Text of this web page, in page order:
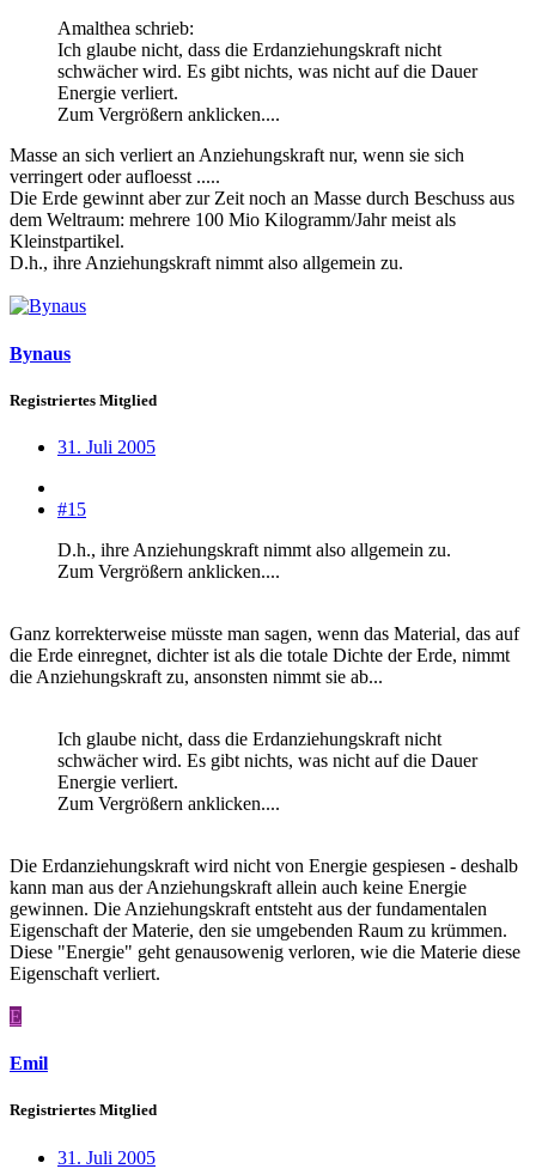
Amalthea schrieb:
Ich glaube nicht, dass die Erdanziehungskraft nicht
schwächer wird. Es gibt nichts, was nicht auf die Dauer
Energie verliert.
Zum Vergrößern anklicken....
Masse an sich verliert an Anziehungskraft nur, wenn sie sich
verringert oder aufloesst .....
Die Erde gewinnt aber zur Zeit noch an Masse durch Beschuss aus
dem Weltraum: mehrere 100 Mio Kilogramm/Jahr meist als
Kleinstpartikel.
D.h., ihre Anziehungskraft nimmt also allgemein zu.
Bynaus
Registriertes Mitglied
31. Juli 2005
#15
D.h., ihre Anziehungskraft nimmt also allgemein zu.
Zum Vergrößern anklicken....
Ganz korrekterweise müsste man sagen, wenn das Material, das auf
die Erde einregnet, dichter ist als die totale Dichte der Erde, nimmt
die Anziehungskraft zu, ansonsten nimmt sie ab...
Ich glaube nicht, dass die Erdanziehungskraft nicht
schwächer wird. Es gibt nichts, was nicht auf die Dauer
Energie verliert.
Zum Vergrößern anklicken....
Die Erdanziehungskraft wird nicht von Energie gespiesen - deshalb
kann man aus der Anziehungskraft allein auch keine Energie
gewinnen. Die Anziehungskraft entsteht aus der fundamentalen
Eigenschaft der Materie, den sie umgebenden Raum zu krümmen.
Diese "Energie" geht genausowenig verloren, wie die Materie diese
Eigenschaft verliert.
E
Emil
Registriertes Mitglied
31. Juli 2005